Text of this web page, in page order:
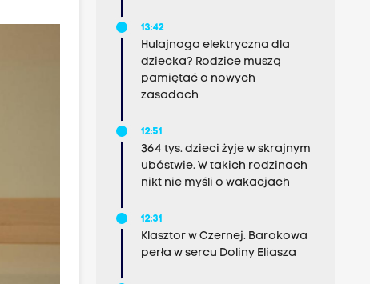
13:42
Hulajnoga elektryczna dla
dziecka? Rodzice muszą
pamiętać o nowych
zasadach
12:51
364 tys. dzieci żyje w skrajnym
ubóstwie. W takich rodzinach
nikt nie myśli o wakacjach
12:31
Klasztor w Czernej. Barokowa
perła w sercu Doliny Eliasza